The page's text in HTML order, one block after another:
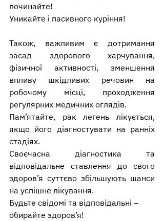
починайте!
Уникайте і пасивного куріння!
Також, важливим є дотримання
засад здорового харчування,
фізичної активності, зменшення
впливу шкідливих речовин на
робочому місці, проходження
регулярних медичних оглядів.
Пам’ятайте, рак легень лікується,
якщо його діагностувати на ранніх
стадіях.
Своєчасна діагностика та
відповідальне ставлення до свого
здоров’я суттєво збільшують шанси
на успішне лікування.
Будьте свідомі та відповідальні –
обирайте здоров’я!